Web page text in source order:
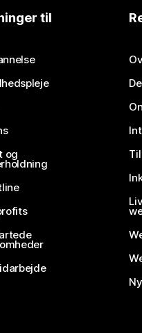
et svar?
til
og